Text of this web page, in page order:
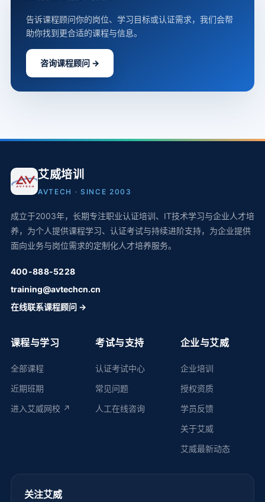
告诉课程顾问你的岗位、学习目标或认证需求，我们会帮
助你找到更合适的课程与信息。
咨询课程顾问 →
艾威培训
AVTECH · SINCE 2003
成立于2003年，长期专注职业认证培训、IT技术学习与企业人才培
养，为个人提供课程学习、认证考试与持续进阶支持，为企业提供
面向业务与岗位需求的定制化人才培养服务。
400-888-5228
training@avtechcn.cn
在线联系课程顾问 →
课程与学习
全部课程
近期班期
进入艾威网校 ↗
考试与支持
认证考试中心
常见问题
人工在线咨询
企业与艾威
企业培训
授权资质
学员反馈
关于艾威
艾威最新动态
关注艾威